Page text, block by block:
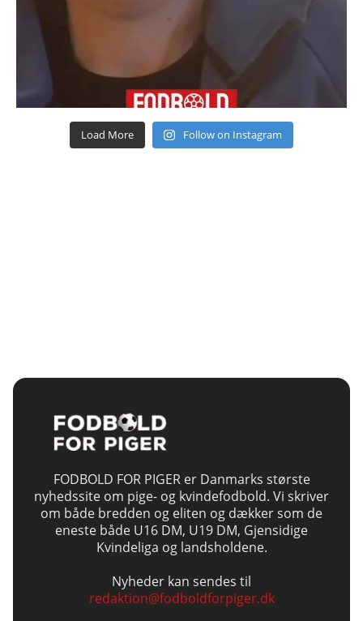
Load More Follow on Instagram
FODBOLD FOR PIGER er Danmarks største
nyhedssite om pige- og kvindefodbold. Vi skriver
om både bredden og eliten og dækker som de
eneste både U16 DM, U19 DM, Gjensidige
Kvindeliga og landsholdene.
Nyheder kan sendes til
redaktion@fodboldforpiger.dk